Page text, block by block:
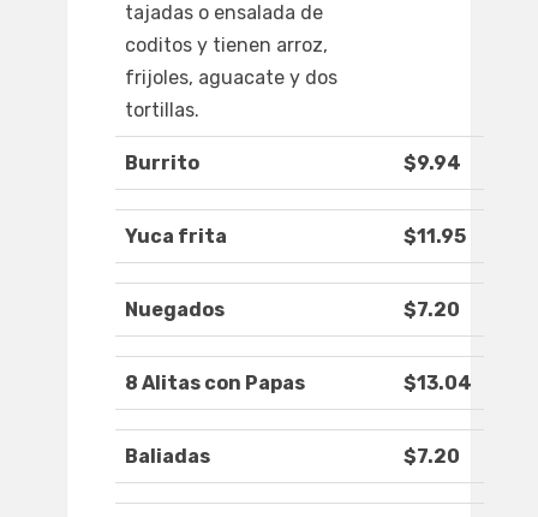
tajadas o ensalada de
coditos y tienen arroz,
frijoles, aguacate y dos
tortillas.
Burrito $9.94
Yuca frita $11.95
Nuegados $7.20
8 Alitas con Papas $13.04
Baliadas $7.20